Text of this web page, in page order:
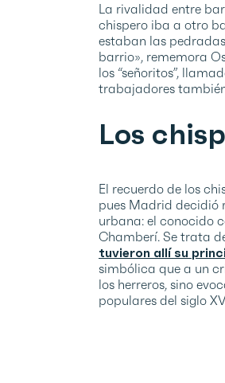
La rivalidad entre
chispero iba a otro
estaban las
barrio», rememora
los “señoritos”,
trabajadores
Los
El recuerdo de los
pues Madrid decidió
urbana: el conocido
Chamberí. Se trata
tuvieron allí su
simbólica que a un
los herreros, sino
populares del siglo